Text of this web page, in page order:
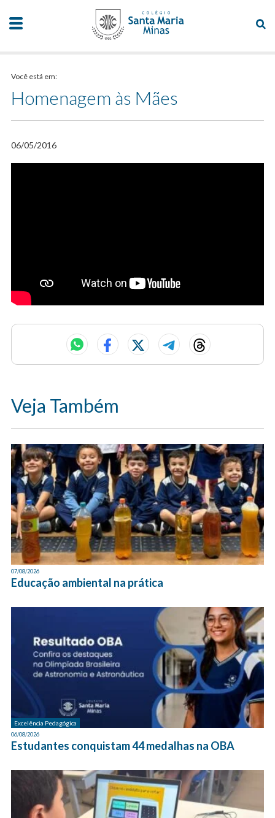
Você está em:
Homenagem às Mães
06/05/2016
Veja Também
07/08/2026
Educação ambiental na prática
Excelência Pedagógica
06/08/2026
Estudantes conquistam 44 medalhas na OBA